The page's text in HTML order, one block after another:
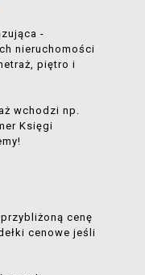
-
nieruchomości
piętro i
wchodzi np.
Księgi
cenę
cenowe jeśli